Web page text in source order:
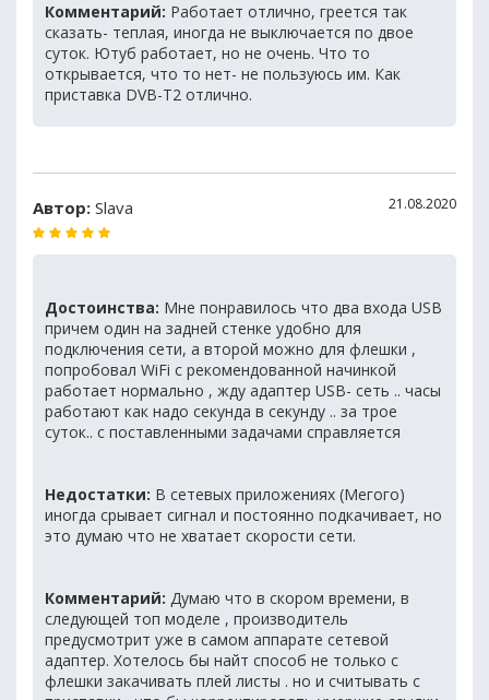
Комментарий: Работает отлично, греется так
сказать- теплая, иногда не выключается по двое
суток. Ютуб работает, но не очень. Что то
открывается, что то нет- не пользуюсь им. Как
приставка DVB-T2 отлично.
Автор: Slava 21.08.2020
Достоинства: Мне понравилось что два входа USB
причем один на задней стенке удобно для
подключения сети, а второй можно для флешки ,
попробовал WiFi с рекомендованной начинкой
работает нормально , жду адаптер USB- сеть .. часы
работают как надо секунда в секунду .. за трое
суток.. с поставленными задачами справляется
Недостатки: В сетевых приложениях (Мегого)
иногда срывает сигнал и постоянно подкачивает, но
это думаю что не хватает скорости сети.
Комментарий: Думаю что в скором времени, в
следующей топ моделе , производитель
предусмотрит уже в самом аппарате сетевой
адаптер. Хотелось бы найт способ не только с
флешки закачивать плей листы . но и считывать с